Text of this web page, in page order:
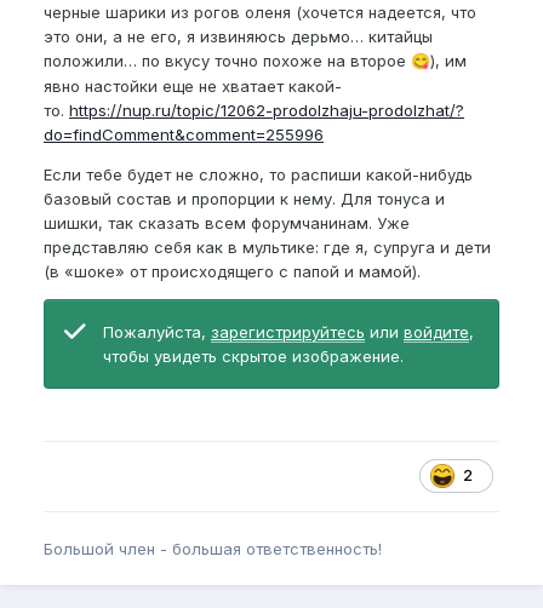
У нас "споры" ведуться о Тадалафиле от Озон или
от Северная звезда (какой лучше), а тут в списке у
тебя уже 4 ингредиента и у них просто куча
производителей может быть. Как понять какой
лучше? С одной стороны травы и таблетки - это
разное. Но для обычного человека они точно рядом
месте - в аптеке. К чему я все это?
Если позиционировать тему как некий курс
по травам и их смешиванию для НУПера, то
это одно ипотребует очень большого
времени с твоей и/или другой понимающей
стороны
опыт полученный тут другими
будет бесценен.
Если позиционировать тему как некую
платформу для продажи готовых решений,
приобрету по итогу от тебя и/или кого-то
открыта в интернете, но мало кто в ней
форуме.
черные шарики из рогов оленя (хочется надеется, что
это они, а не его, я извиняюсь дерьмо… китайцы
положили… по вкусу точно похоже на второе 😋), им
явно настойки еще не хватает какой-
то. https://nup.ru/topic/12062-prodolzhaju-prodolzhat/?
do=findComment&comment=255996
Если тебе будет не сложно, то распиши какой-нибудь
базовый состав и пропорции к нему. Для тонуса и
шишки, так сказать всем форумчанинам. Уже
представляю себя как в мультике: где я, супруга и дети
(в «шоке» от происходящего с папой и мамой).
Пожалуйста, зарегистрируйтесь или войдите,
чтобы увидеть скрытое изображение.
2
Большой член - большая ответственность!